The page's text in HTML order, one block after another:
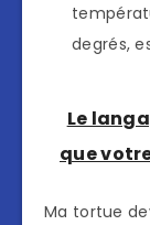
degrés,
Le
que
Ma tortue